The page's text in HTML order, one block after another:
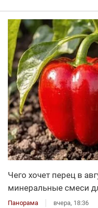
Чего хочет перец в
минеральные смеси
Панорама вчера, 18:36